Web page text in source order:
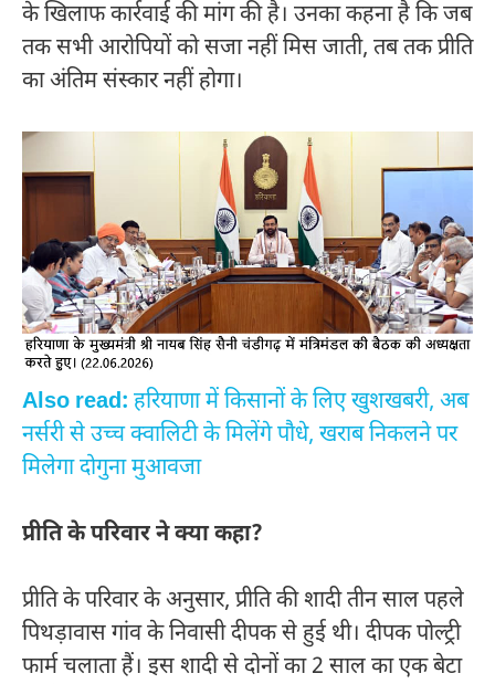
के खिलाफ कार्रवाई की मांग की है। उनका कहना है कि जब
तक सभी आरोपियों को सजा नहीं मिस जाती, तब तक प्रीति
का अंतिम संस्कार नहीं होगा।
Also read: हरियाणा में किसानों के लिए खुशखबरी, अब
नर्सरी से उच्च क्वालिटी के मिलेंगे पौधे, खराब निकलने पर
मिलेगा दोगुना मुआवजा
प्रीति के परिवार ने क्या कहा?
प्रीति के परिवार के अनुसार, प्रीति की शादी तीन साल पहले
पिथड़ावास गांव के निवासी दीपक से हुई थी। दीपक पोल्ट्री
फार्म चलाता हैं। इस शादी से दोनों का 2 साल का एक बेटा